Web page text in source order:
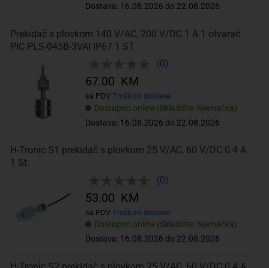
Dostava: 16.08.2026 do 22.08.2026
Prekidač s plovkom 140 V/AC, 200 V/DC 1 A 1 otvarač
PIC PLS-045B-3VAI IP67 1 ST
(0)
Dostupno online (Skladište: Njemačka)
Dostava: 16.08.2026 do 22.08.2026
67.00 KM
sa PDV Troškovi dostave
H-Tronic S1 prekidač s plovkom 25 V/AC, 60 V/DC 0.4 A
1 St.
(0)
Dostupno online (Skladište: Njemačka)
Dostava: 16.08.2026 do 22.08.2026
53.00 KM
sa PDV Troškovi dostave